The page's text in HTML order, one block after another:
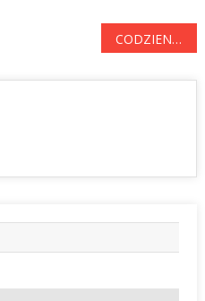
CODZIENNIE Z KLASYKĄ – „LALKA” PRUSA. Odcinek 43. Cała powieść czytana przez Sylwię Płonkę